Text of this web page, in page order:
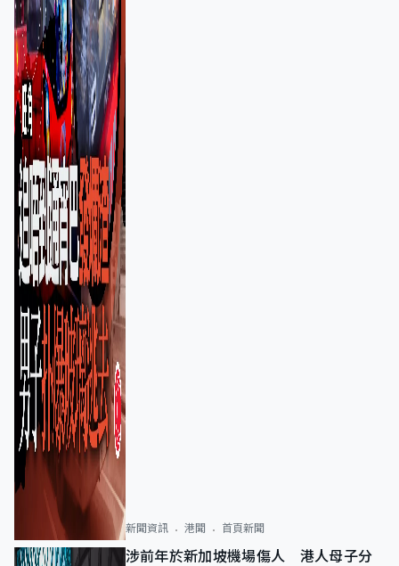
新聞資訊 港聞 首頁新聞
涉前年於新加坡機場傷人 港人母子分